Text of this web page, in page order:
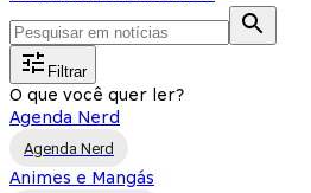
Filtrar
O que você quer ler?
Agenda Nerd
Agenda Nerd
Animes e Mangás